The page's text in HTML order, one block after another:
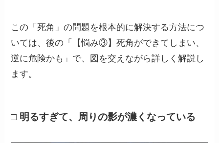
この「死角」の問題を根本的に解決する方法につ
いては、後の「【悩み③】死角ができてしまい、
逆に危険かも」で、図を交えながら詳しく解説し
ます。
□ 明るすぎて、周りの影が濃くなっている